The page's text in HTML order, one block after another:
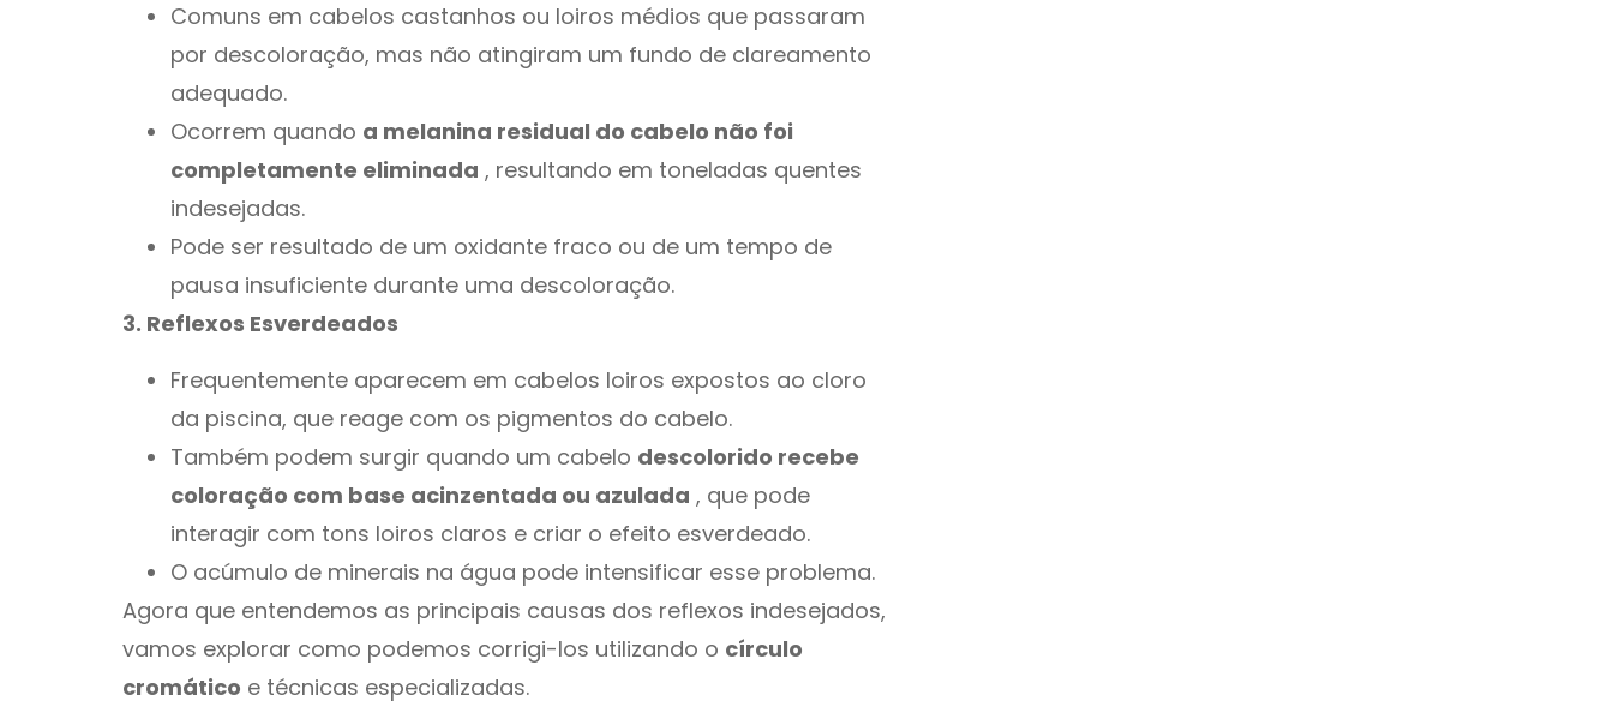
Comuns em cabelos castanhos ou loiros médios que passaram
por descoloração, mas não atingiram um fundo de clareamento
adequado.
Ocorrem quando a melanina residual do cabelo não foi
completamente eliminada , resultando em toneladas quentes
indesejadas.
Pode ser resultado de um oxidante fraco ou de um tempo de
pausa insuficiente durante uma descoloração.
3. Reflexos Esverdeados
Frequentemente aparecem em cabelos loiros expostos ao cloro
da piscina, que reage com os pigmentos do cabelo.
Também podem surgir quando um cabelo descolorido recebe
coloração com base acinzentada ou azulada , que pode
interagir com tons loiros claros e criar o efeito esverdeado.
O acúmulo de minerais na água pode intensificar esse problema.
Agora que entendemos as principais causas dos reflexos indesejados,
vamos explorar como podemos corrigi-los utilizando o círculo
cromático e técnicas especializadas.